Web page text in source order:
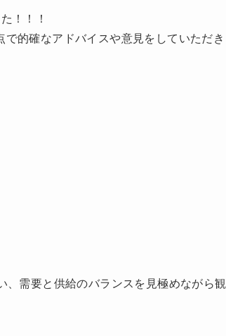
！！！
的確なアドバイスや意見をしていただき
需要と供給のバランスを見極めながら観